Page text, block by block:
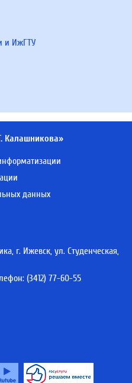
и ИжГТУ
Калашникова»
данных
г. Ижевск, ул. Студенческая,
(3412) 77-60-55